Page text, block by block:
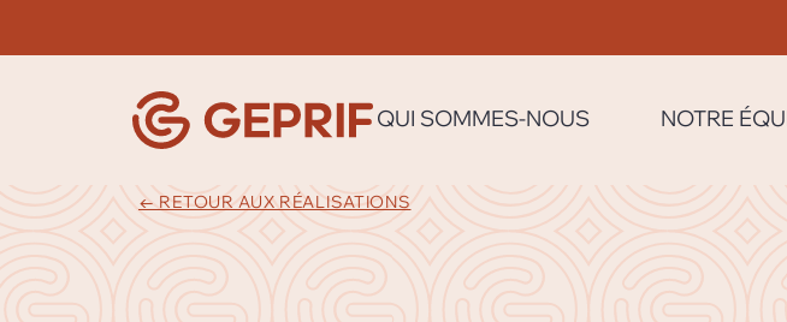
QUI SOMMES-NOUS NOTRE
← RETOUR AUX RÉALISATIONS